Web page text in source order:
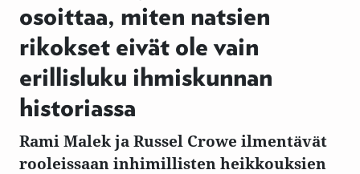
osoittaa, miten natsien
rikokset eivät ole vain
erillisluku ihmiskunnan
historiassa
Rami Malek ja Russel Crowe ilmentävät
rooleissaan inhimillisten heikkouksien